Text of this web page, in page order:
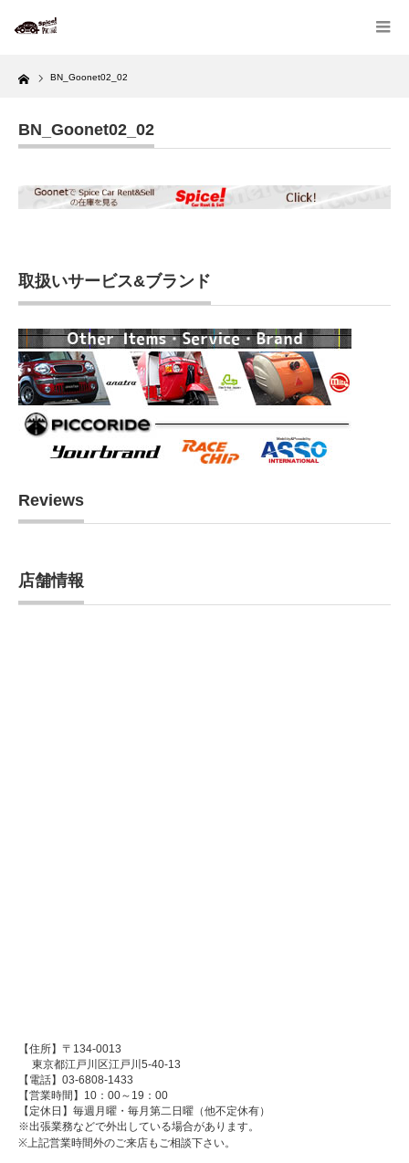
Home BN_Goonet02_02
BN_Goonet02_02
取扱いサービス&ブランド
Reviews
店舗情報
【住所】〒134-0013
東京都江戸川区江戸川5-40-13
【電話】03-6808-1433
【営業時間】10：00～19：00
【定休日】毎週月曜・毎月第二日曜（他不定休有）
※出張業務などで外出している場合があります。
※上記営業時間外のご来店もご相談下さい。